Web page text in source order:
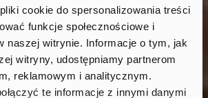
cookie do spersonalizowania treści
funkcje społecznościowe i
naszej witrynie. Informacje o tym, jak
witryny, udostępniamy partnerom
reklamowym i analitycznym.
te informacje z innymi danymi
News.
2024